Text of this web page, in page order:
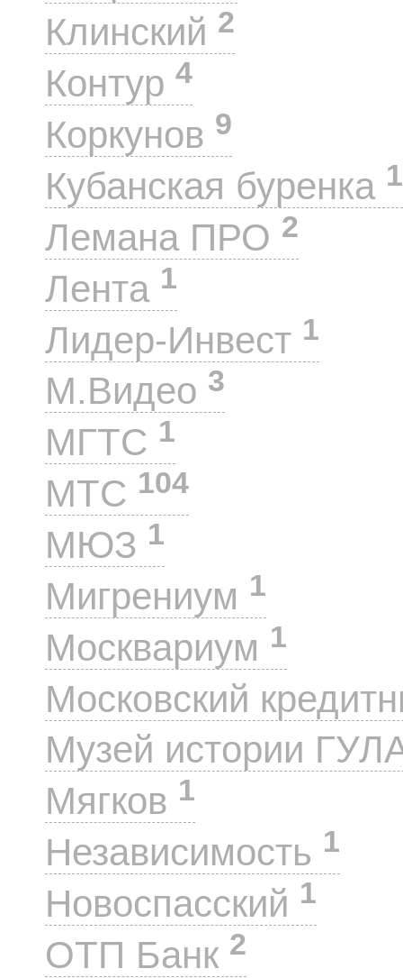
Клинский 2
Контур 4
Коркунов 9
Кубанская буренка 1
Лемана ПРО 2
Лента 1
Лидер-Инвест 1
М.Видео 3
МГТС 1
МТС 104
МЮЗ 1
Мигрениум 1
Москвариум 1
Московский
Музей истории
Мягков 1
Независимость 1
Новоспасский 1
ОТП Банк 2